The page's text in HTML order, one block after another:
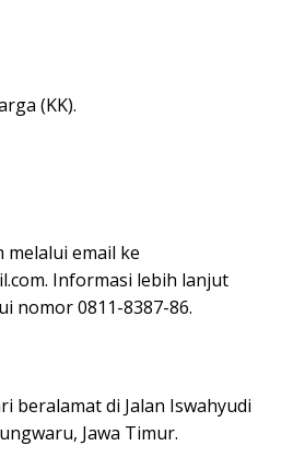
(KK).
melalui email ke
Informasi lebih lanjut
nomor 0811-8387-86.
beralamat di Jalan Iswahyudi
Jawa Timur.